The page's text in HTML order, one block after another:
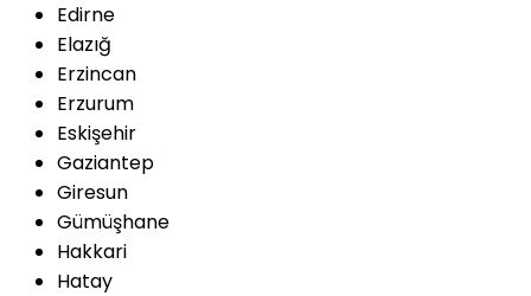
Edirne
Elazığ
Erzincan
Erzurum
Eskişehir
Gaziantep
Giresun
Gümüşhane
Hakkari
Hatay